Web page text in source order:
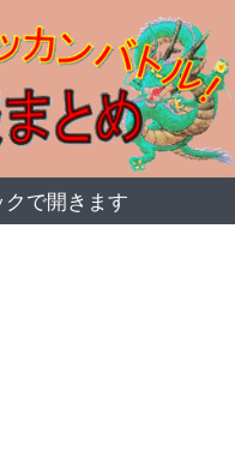
で開きます